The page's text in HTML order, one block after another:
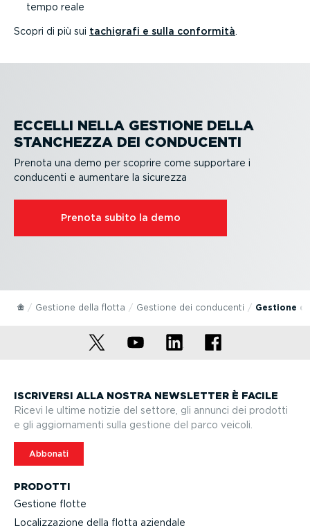
tempo reale
Scopri di più sui tachigrafi e sulla conformità
ECCELLI NELLA GESTIONE DELLA
STANCHEZZA DEI CONDUCENTI
Prenota una demo per scoprire come supportare i
conducenti e aumentare la sicurezza
Prenota subito la demo
Gestione della flotta Gestione dei conducenti Gestione
PRODOTTI
Gestione flotte
Localiz­za­zione della flotta aziendale
ISCRIVERSI ALLA NOSTRA NEWSLETTER È FACILE
Ricevi le ultime notizie del settore, gli annunci dei prodotti
e gli aggior­na­menti sulla gestione del parco veicoli.
Abbonati